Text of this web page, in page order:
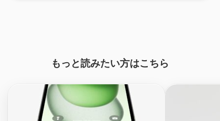
もっと読みたい方はこちら